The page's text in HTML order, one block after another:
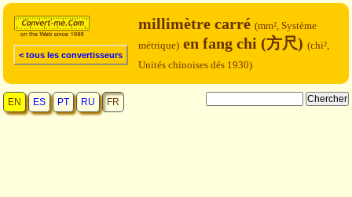
< tous les convertisseurs
millimètre carré (mm², Système
métrique) en fang chi (方尺) (chi²,
Unités chinoises dés 1930)
EN ES PT RU FR